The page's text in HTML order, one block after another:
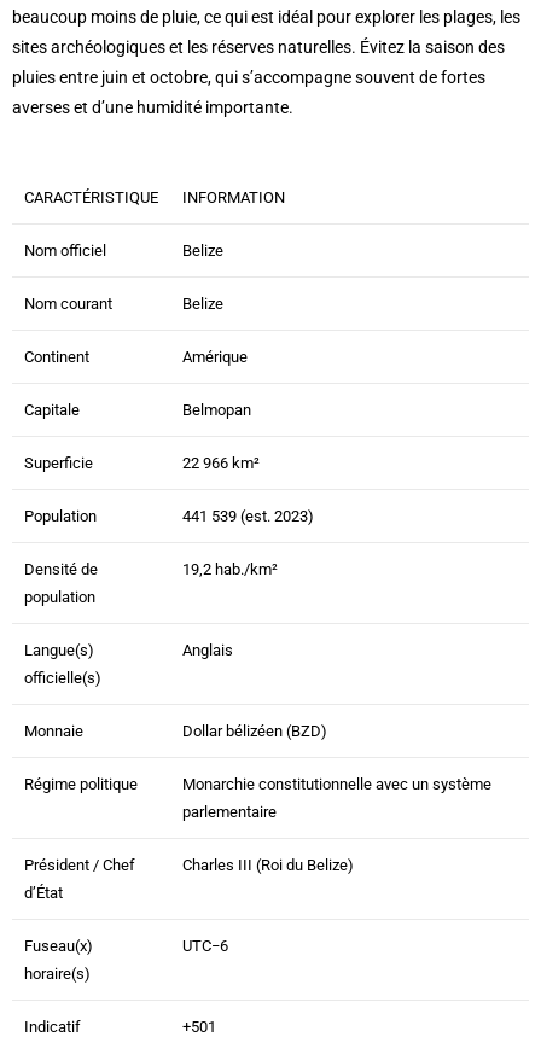
beaucoup moins de pluie, ce qui est idéal pour explorer les plages, les
sites archéologiques et les réserves naturelles. Évitez la saison des
pluies entre juin et octobre, qui s’accompagne souvent de fortes
averses et d’une humidité importante.
CARACTÉRISTIQUE INFORMATION
Nom officiel Belize
Nom courant Belize
Continent Amérique
Capitale Belmopan
Superficie 22 966 km²
Population 441 539 (est. 2023)
Densité de
population
19,2 hab./km²
Langue(s)
officielle(s)
Anglais
Monnaie Dollar bélizéen (BZD)
Régime politique
Monarchie constitutionnelle avec un système
parlementaire
Président / Chef
d’État
Charles III (Roi du Belize)
Fuseau(x)
horaire(s)
UTC−6
Indicatif
+501